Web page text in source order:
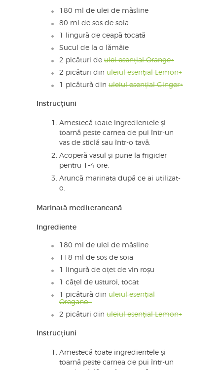
180 ml de ulei de măsline
80 ml de sos de soia
1 lingură de ceapă tocată
Sucul de la o lămâie
2 picături de ulei esențial Orange+
2 picături din uleiul esențial Lemon+
1 picătură din uleiul esențial Ginger+
Instrucțiuni
Amestecă toate ingredientele și
toarnă peste carnea de pui într-un
vas de sticlă sau într-o tavă.
Acoperă vasul și pune la frigider
pentru 1-4 ore.
Aruncă marinata după ce ai utilizat-
o.
Marinată mediteraneană
Ingrediente
180 ml de ulei de măsline
118 ml de sos de soia
1 lingură de oțet de vin roșu
1 cățel de usturoi, tocat
1 picătură din uleiul esențial
Oregano+
2 picături din uleiul esențial Lemon+
Instrucțiuni
Amestecă toate ingredientele și
toarnă peste carnea de pui într-un